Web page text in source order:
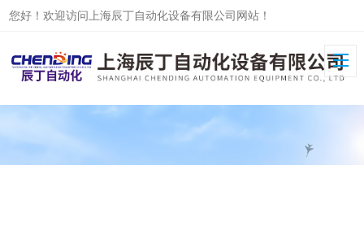
您好！欢迎访问上海辰丁自动化设备有限公司网站！